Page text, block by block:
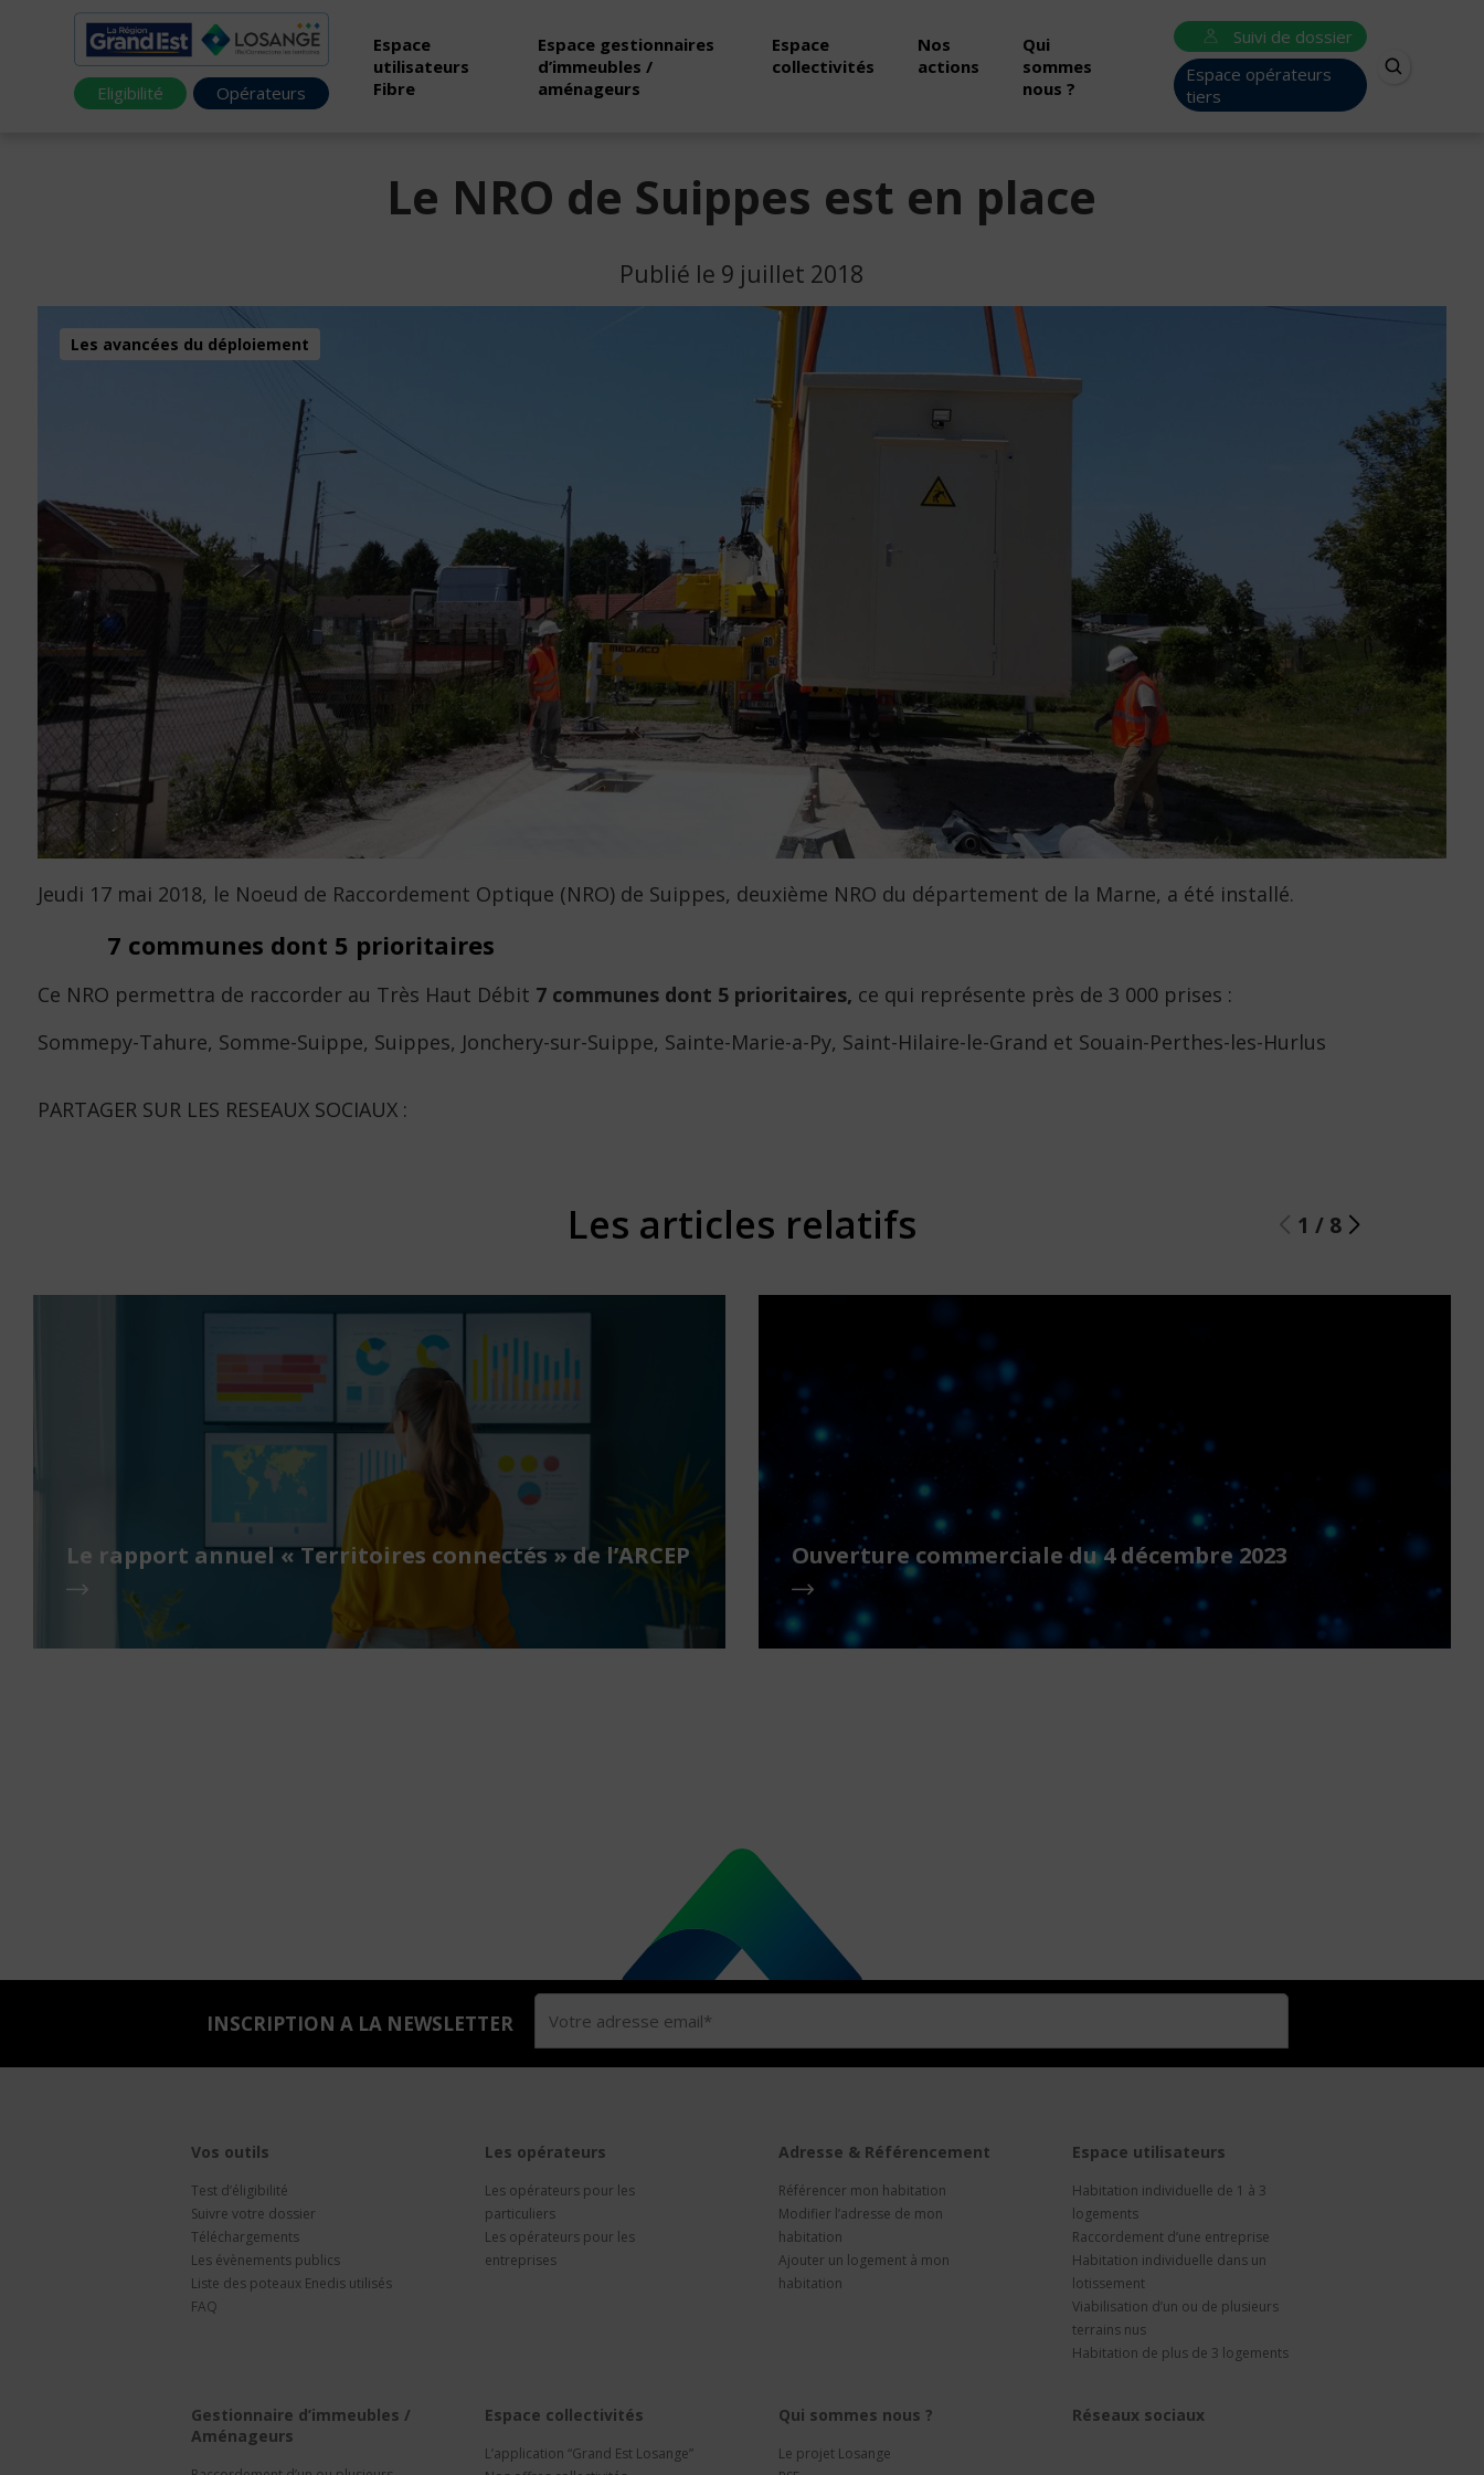
Eligibilité Opérateurs
Espace
utilisateurs
Fibre
Espace gestionnaires
d’immeubles /
aménageurs
Espace
collectivités
Nos
actions
Qui
sommes
nous ?
Suivi de dossier
Espace opérateurs
tiers
Le NRO de Suippes est en place
Publié le 9 juillet 2018
Les avancées du déploiement
Jeudi 17 mai 2018, le Noeud de Raccordement Optique (NRO) de Suippes, deuxième NRO du département de la Marne, a été installé.
7 communes dont 5 prioritaires
Ce NRO permettra de raccorder au Très Haut Débit 7 communes dont 5 prioritaires, ce qui représente près de 3 000 prises :
Sommepy-Tahure, Somme-Suippe, Suippes, Jonchery-sur-Suippe, Sainte-Marie-a-Py, Saint-Hilaire-le-Grand et Souain-Perthes-les-Hurlus
PARTAGER SUR LES RESEAUX SOCIAUX :
Les articles relatifs 1 / 8
Le rapport annuel « Territoires connectés » de l’ARCEP Ouverture commerciale du 4 décembre 2023
INSCRIPTION A LA NEWSLETTER
Vos outils
Test d’éligibilité
Suivre votre dossier
Téléchargements
Les évènements publics
Liste des poteaux Enedis utilisés
FAQ
Les opérateurs
Les opérateurs pour les
particuliers
Les opérateurs pour les
entreprises
Adresse & Référencement
Référencer mon habitation
Modifier l’adresse de mon
habitation
Ajouter un logement à mon
habitation
Espace utilisateurs
Habitation individuelle de 1 à 3
logements
Raccordement d’une entreprise
Habitation individuelle dans un
lotissement
Viabilisation d’un ou de plusieurs
terrains nus
Habitation de plus de 3 logements
Gestionnaire d’immeubles /
Aménageurs
Espace collectivités
L’application “Grand Est Losange”
Qui sommes nous ?
Le projet Losange
Réseaux sociaux